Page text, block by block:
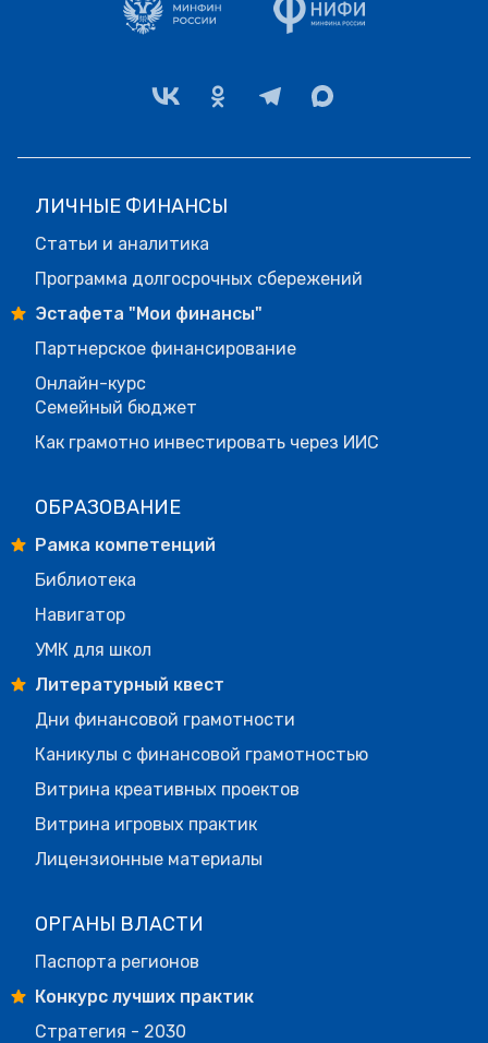
ЛИЧНЫЕ ФИНАНСЫ
Статьи и аналитика
Программа долгосрочных сбережений
Эстафета "Мои финансы"
Партнерское финансирование
Онлайн-курс
Семейный бюджет
Как грамотно инвестировать через ИИС
ОБРАЗОВАНИЕ
Рамка компетенций
Библиотека
Навигатор
УМК для школ
Литературный квест
Дни финансовой грамотности
Каникулы с финансовой грамотностью
Витрина креативных проектов
Витрина игровых практик
Лицензионные материалы
ОРГАНЫ ВЛАСТИ
Паспорта регионов
Конкурс лучших практик
Стратегия - 2030